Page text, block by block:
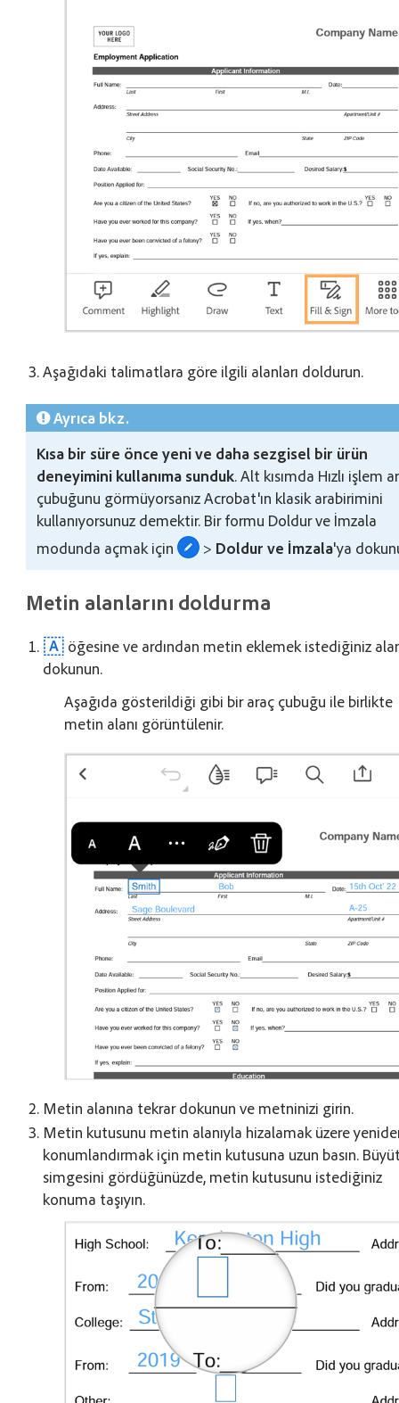
Aşağıdaki talimatlara göre ilgili alanları doldurun.
Ayrıca bkz.
Kısa bir süre önce yeni ve daha sezgisel bir ürün
deneyimini kullanıma sunduk. Alt kısımda Hızlı işlem
çubuğunu görmüyorsanız Acrobat'ın klasik arabirimini
kullanıyorsunuz demektir. Bir formu Doldur ve İmzala
modunda açmak için
> Doldur ve İmzala'ya
Metin alanlarını doldurma
öğesine ve ardından metin eklemek istediğiniz
dokunun.
Aşağıda gösterildiği gibi bir araç çubuğu ile birlikte
metin alanı görüntülenir.
Metin alanına tekrar dokunun ve metninizi girin.
Metin kutusunu metin alanıyla hizalamak üzere
konumlandırmak için metin kutusuna uzun basın.
simgesini gördüğünüzde, metin kutusunu istediğiniz
konuma taşıyın.